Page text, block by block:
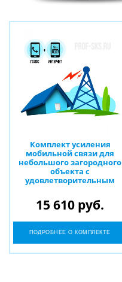
Комплект усиления
мобильной связи для
небольшого загородного
объекта с
удовлетворительным
15 610 руб.
ПОДРОБНЕЕ О КОМПЛЕКТЕ